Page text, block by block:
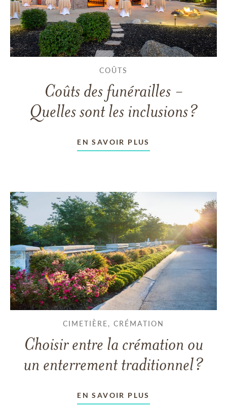
COÛTS
Coûts des funérailles -
Quelles sont les inclusions?
EN SAVOIR PLUS
CIMETIÈRE, CRÉMATION
Choisir entre la crémation ou
un enterrement traditionnel?
EN SAVOIR PLUS